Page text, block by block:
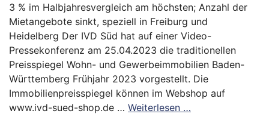
3 % im Halbjahresvergleich am höchsten; Anzahl der
Mietangebote sinkt, speziell in Freiburg und
Heidelberg Der IVD Süd hat auf einer Video-
Pressekonferenz am 25.04.2023 die traditionellen
Preisspiegel Wohn- und Gewerbeimmobilien Baden-
Württemberg Frühjahr 2023 vorgestellt. Die
Immobilienpreisspiegel können im Webshop auf
www.ivd-sued-shop.de … Weiterlesen …